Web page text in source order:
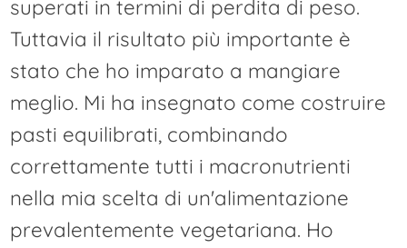
superati in termini di perdita di peso.
Tuttavia il risultato più importante è
stato che ho imparato a mangiare
meglio. Mi ha insegnato come costruire
pasti equilibrati, combinando
correttamente tutti i macronutrienti
nella mia scelta di un'alimentazione
prevalentemente vegetariana. Ho